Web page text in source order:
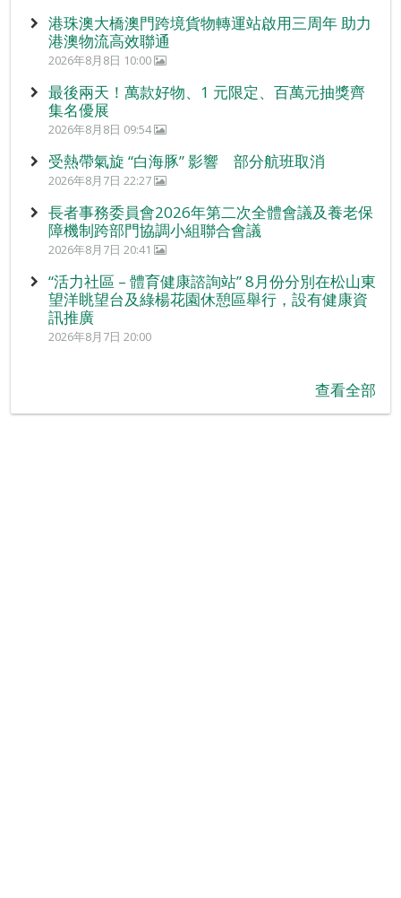
港珠澳大橋澳門跨境貨物轉運站啟用三周年 助力
港澳物流高效聯通
2026年8月8日 10:00
最後兩天！萬款好物、1 元限定、百萬元抽獎齊
集名優展
2026年8月8日 09:54
受熱帶氣旋 “白海豚” 影響 部分航班取消
2026年8月7日 22:27
長者事務委員會2026年第二次全體會議及養老保
障機制跨部門協調小組聯合會議
2026年8月7日 20:41
“活力社區 – 體育健康諮詢站” 8月份分別在松山東
望洋眺望台及綠楊花園休憩區舉行，設有健康資
訊推廣
2026年8月7日 20:00
查看全部